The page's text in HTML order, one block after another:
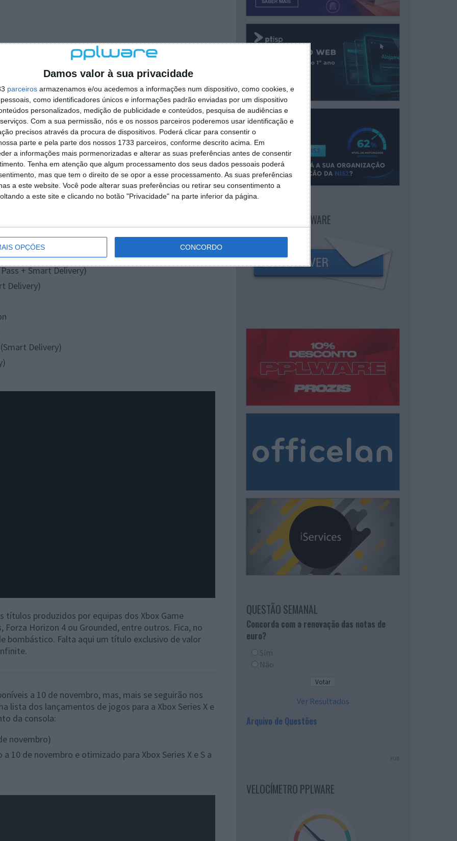
Damos valor à sua privacidade
parceiros armazenamos e/ou acedemos a informações num dispositivo, como cookies, e
como identificadores únicos e informações padrão enviadas por um dispositivo
personalizados, medição de publicidade e conteúdos, pesquisa de audiências e
Com a sua permissão, nós e os nossos parceiros poderemos usar identificação e
precisos através da procura de dispositivos. Poderá clicar para consentir o
parte e pela parte dos nossos 1733 parceiros, conforme descrito acima. Em
a informações mais pormenorizadas e alterar as suas preferências antes de consentir
Tenha em atenção que algum processamento dos seus dados pessoais poderá
mas que tem o direito de se opor a esse processamento. As suas preferências
a este website. Você pode alterar suas preferências ou retirar seu consentimento a
a este site e clicando no botão "Privacidade" na parte inferior da página.
OPÇÕES CONCORDO
Delivery)
Delivery)
Pass + Smart Delivery)
Delivery)
+ Smart Delivery)
Delivery)
Delivery)
títulos produzidos por equipas dos Xbox Game
Forza Horizon 4 ou Grounded, entre outros. Fica, no
bombástico. Falta aqui um título exclusivo de valor
a 10 de novembro, mas, mais se seguirão nos
lista dos lançamentos de jogos para a Xbox Series X e
da consola:
novembro)
10 de novembro e otimizado para Xbox Series X e S a
NEWSLETTER PPLWARE
QUESTÃO SEMANAL
Concorda com a renovação das notas de
euro?
Sim
Não
Ver Resultados
Arquivo de Questões
PUB
VELOCÍMETRO PPLWARE